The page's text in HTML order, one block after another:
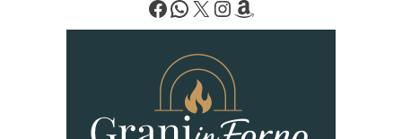
Facebook
WhatsApp
X Instagram
Amazon